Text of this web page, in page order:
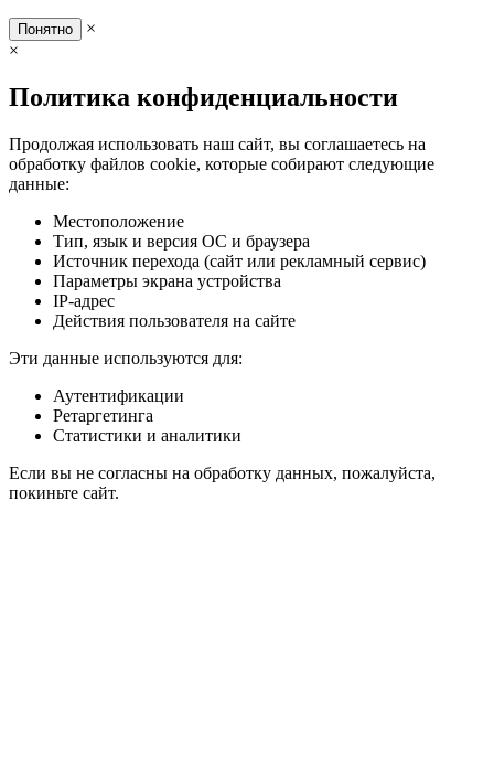
Понятно
×
×
Политика конфиденциальности
Продолжая использовать наш сайт, вы соглашаетесь на
обработку файлов cookie, которые собирают следующие
данные:
Местоположение
Тип, язык и версия ОС и браузера
Источник перехода (сайт или рекламный сервис)
Параметры экрана устройства
IP-адрес
Действия пользователя на сайте
Эти данные используются для:
Аутентификации
Ретаргетинга
Статистики и аналитики
Если вы не согласны на обработку данных, пожалуйста,
покиньте сайт.